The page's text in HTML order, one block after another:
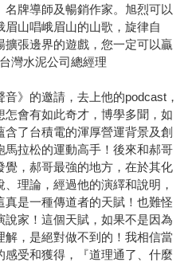
牌導師及暢銷作家。旭烈可以
山唱峨眉山的山歌，旋律自
張邊界的遊戲，您一定可以贏
灣水泥公司總經理
音》的邀請，去上他的podcast，
會有如此奇才，博學多聞，如
了台積電的渾厚營運背景及創
拉松的運動高手！後來和郝哥
，郝哥最強的地方，在於其化
理論，經過他的演繹和說明，
是一種傳道者的天賦！也難怪
家！這個天賦，如果不是因為
，是絕對做不到的！我相信當
受和獲得，『道理通了、什麼